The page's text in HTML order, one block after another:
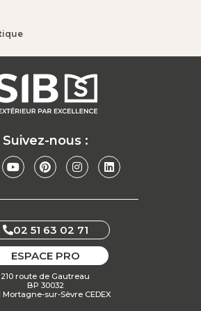
Suivez-nous :
02 51 63 02 71
ESPACE PRO
210 route de Gautreau
BP 30032
Mortagne-sur-Sèvre CEDEX